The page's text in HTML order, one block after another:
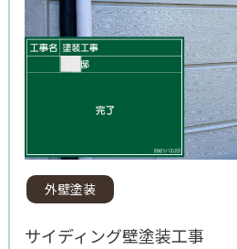
外壁塗装
サイディング壁塗装工事